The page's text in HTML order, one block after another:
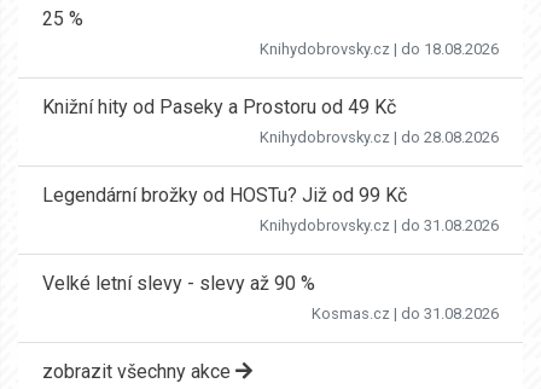
25 %
Knihydobrovsky.cz | do 18.08.2026
Knižní hity od Paseky a Prostoru od 49 Kč
Knihydobrovsky.cz | do 28.08.2026
Legendární brožky od HOSTu? Již od 99 Kč
Knihydobrovsky.cz | do 31.08.2026
Velké letní slevy - slevy až 90 %
Kosmas.cz | do 31.08.2026
zobrazit všechny akce